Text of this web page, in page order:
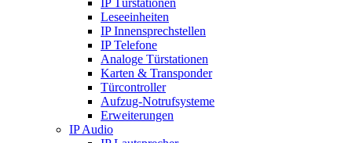
IP Türstationen
Leseeinheiten
IP Innensprechstellen
IP Telefone
Analoge Türstationen
Karten & Transponder
Türcontroller
Aufzug-Notrufsysteme
Erweiterungen
IP Audio